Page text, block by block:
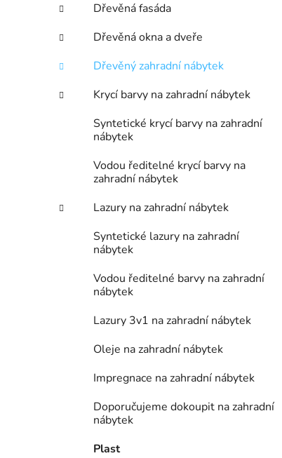
Dřevěná fasáda
Dřevěná okna a dveře
Dřevěný zahradní nábytek
Krycí barvy na zahradní nábytek
Syntetické krycí barvy na zahradní
nábytek
Vodou ředitelné krycí barvy na
zahradní nábytek
Lazury na zahradní nábytek
Syntetické lazury na zahradní
nábytek
Vodou ředitelné barvy na zahradní
nábytek
Lazury 3v1 na zahradní nábytek
Oleje na zahradní nábytek
Impregnace na zahradní nábytek
Doporučujeme dokoupit na zahradní
nábytek
Plast